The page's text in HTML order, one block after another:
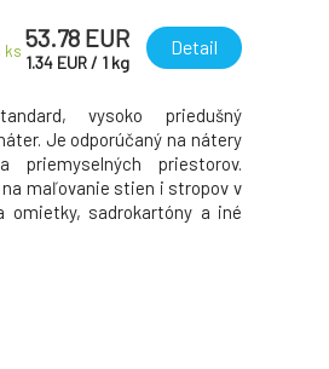
ks 53.78 EUR
1.34 EUR/ 1 kg
Detail
vysoko priedušný
Je odporúčaný na nátery
priemyselných priestorov.
na maľovanie stien i stropov v
omietky, sadrokartóny a iné